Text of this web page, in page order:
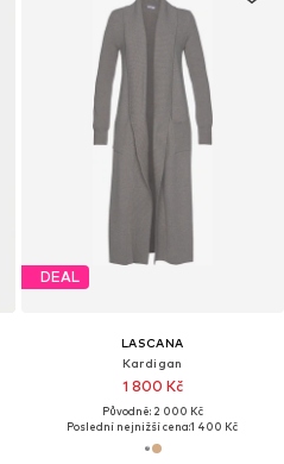
DEAL
LASCANA
Kardigan
1 800 Kč
Původně: 2 000 Kč
Poslední nejnižší cena:1 400 Kč